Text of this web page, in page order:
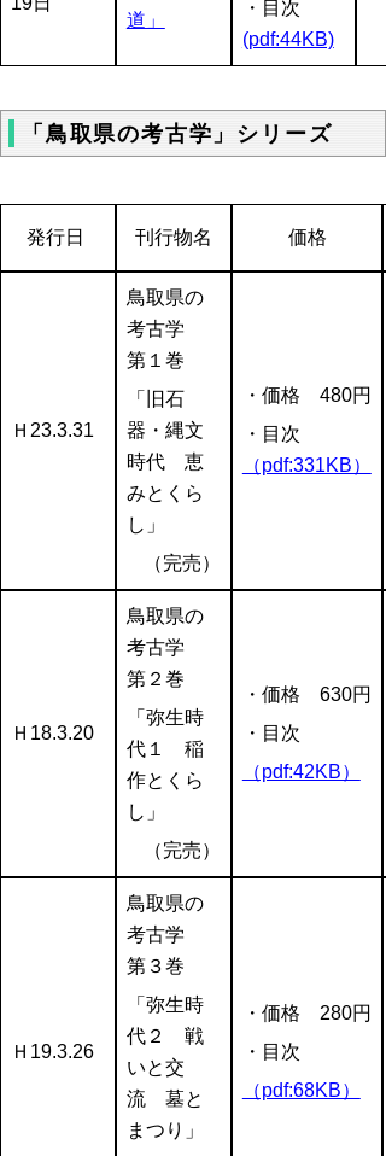
道」
・目次
(pdf:44KB)
「鳥取県の考古学」シリーズ
発行日 刊行物名 価格
Ｈ23.3.31
鳥取県の
考古学
第１巻
「旧石
器・縄文
時代 恵
みとくら
し」
（完売）
・価格 480円
・目次
（pdf:331KB）
Ｈ18.3.20
鳥取県の
考古学
第２巻
「弥生時
代１ 稲
作とくら
し」
（完売）
・価格 630円
・目次
（pdf:42KB）
Ｈ19.3.26
鳥取県の
考古学
第３巻
「弥生時
代２ 戦
いと交
流 墓と
まつり」
・価格 280円
・目次
（pdf:68KB）